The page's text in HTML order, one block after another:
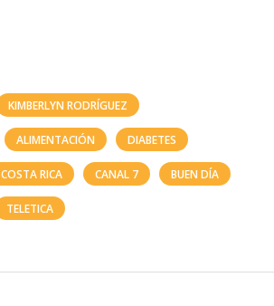
KIMBERLYN RODRÍGUEZ
ALIMENTACIÓN DIABETES
COSTA RICA CANAL 7 BUEN DÍA
TELETICA